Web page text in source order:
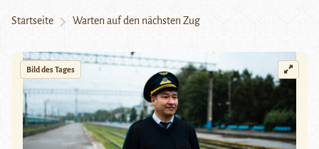
Startseite Warten auf den nächsten Zug
Bild des Tages